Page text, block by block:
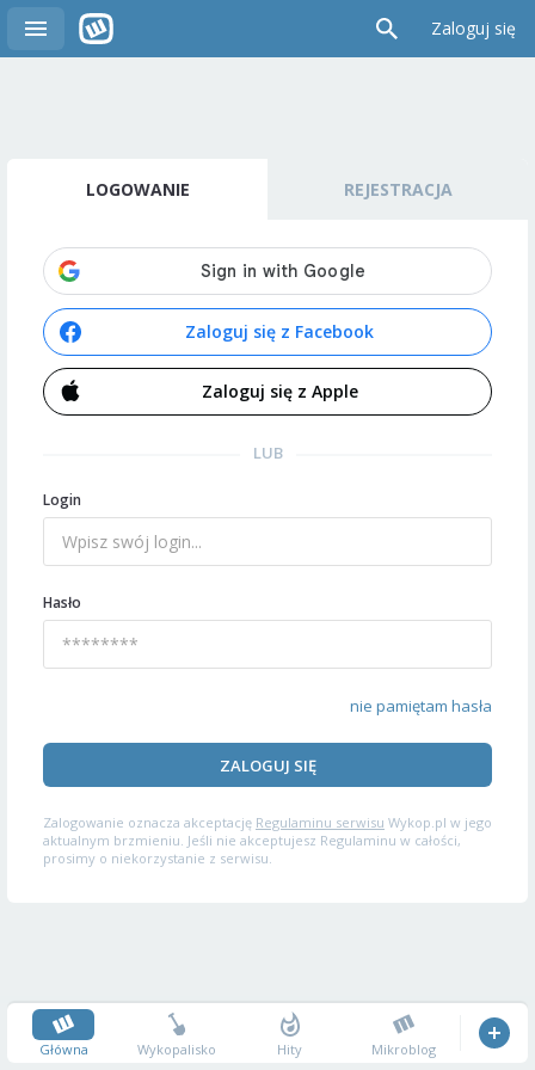
Zaloguj się
LOGOWANIE REJESTRACJA
Zaloguj się z Facebook
Zaloguj się z Apple
LUB
Login
Hasło
nie pamiętam hasła
ZALOGUJ SIĘ
Zalogowanie oznacza akceptację Regulaminu serwisu Wykop.pl w jego
aktualnym brzmieniu. Jeśli nie akceptujesz Regulaminu w całości,
prosimy o niekorzystanie z serwisu.
Główna Wykopalisko Hity Mikroblog